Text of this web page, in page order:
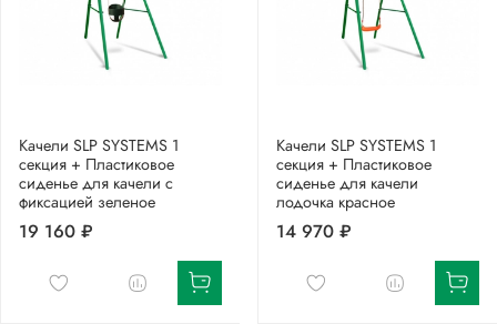
Качели SLP SYSTEMS 1
секция + Пластиковое
сиденье для качели с
фиксацией зеленое
19 160 ₽
Качели SLP SYSTEMS 1
секция + Пластиковое
сиденье для качели
лодочка красное
14 970 ₽